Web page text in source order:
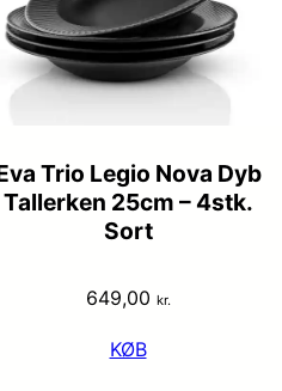
Trio Legio Nova Dyb
Tallerken 25cm – 4stk.
Sort
649,00 kr.
KØB